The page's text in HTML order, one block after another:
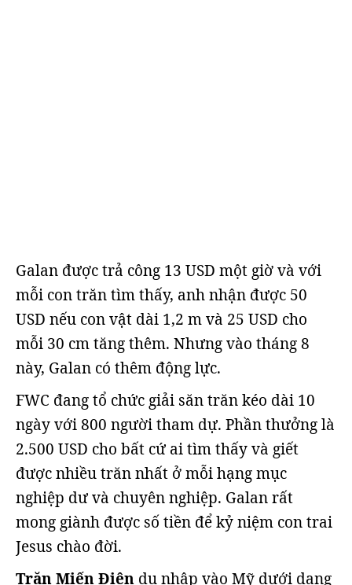
Galan được trả công 13 USD một giờ và với
mỗi con trăn tìm thấy, anh nhận được 50
USD nếu con vật dài 1,2 m và 25 USD cho
mỗi 30 cm tăng thêm. Nhưng vào tháng 8
này, Galan có thêm động lực.
FWC đang tổ chức giải săn trăn kéo dài 10
ngày với 800 người tham dự. Phần thưởng là
2.500 USD cho bất cứ ai tìm thấy và giết
được nhiều trăn nhất ở mỗi hạng mục
nghiệp dư và chuyên nghiệp. Galan rất
mong giành được số tiền để kỷ niệm con trai
Jesus chào đời.
Trăn Miến Điện du nhập vào Mỹ dưới dạng